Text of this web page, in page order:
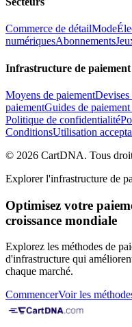
Commerce de détailMode
numériquesAbonnements
Infrastructure de paiement
Moyens de paiementDevises
paiementGuides de
Politique de confidentialité
ConditionsUtilisation
© 2026 CartDNA. Tous
Explorer l'infrastructure de
Optimisez votre
croissance mondiale
Explorez les méthodes de
d'infrastructure qui
chaque marché.
CommencerVoir les